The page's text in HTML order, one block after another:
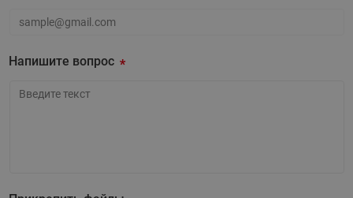
Напишите вопрос